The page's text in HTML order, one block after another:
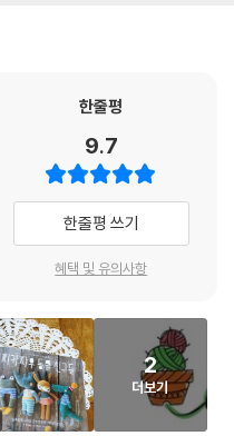
기를 하는 초보자라도 쉽게 만
니다.
상세한 과정별 사진으로
처음 접하는 이들도 쉽게 따라할
친절하게 설명되어 있어 이 책
.
주 기초적인 뜨기법이 주를 이
있는 간단한 글 도안으로 정리
숙하지 않은 초보자도 헤매지
한줄평
9.7
한줄평 쓰기
혜택 및 유의사항
2
더보기